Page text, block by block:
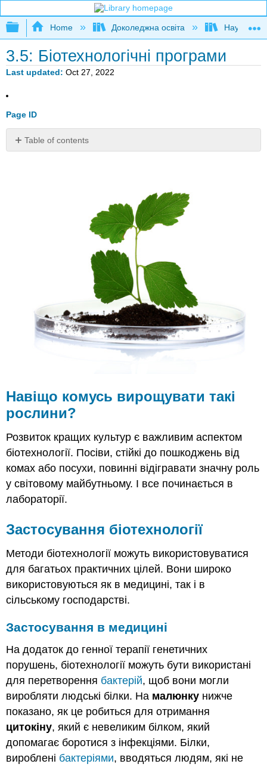
Expand/collapse global hierarchy
Home Доколеджна освіта Наука і
3.5: Біотехнологічні програми
Last updated Oct 27, 2022
Page ID
Table of contents
Фармакогеноміка
біологія
Застосування
в
сільському
криміналістиці
Подальше
Резюме
Рецензія
Навіщо комусь вирощувати такі
рослини?
Розвиток кращих культур є важливим аспектом
біотехнології. Посіви, стійкі до пошкоджень від
комах або посухи, повинні відігравати значну роль
у світовому майбутньому. І все починається в
лабораторії.
Застосування біотехнології
Методи біотехнології можуть використовуватися
для багатьох практичних цілей. Вони широко
використовуються як в медицині, так і в
сільському господарстві.
Застосування в медицині
На додаток до генної терапії генетичних
порушень, біотехнології можуть бути використані
для перетворення бактерій, щоб вони могли
виробляти людські білки. На малюнку нижче
показано, як це робиться для отримання
цитокіну, який є невеликим білком, який
допомагає боротися з інфекціями. Білки,
вироблені бактеріями, вводяться людям, які не